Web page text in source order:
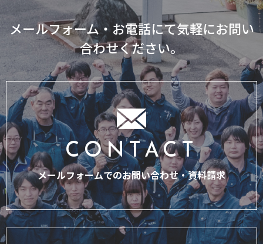
メールフォーム・お電話にて気軽にお問い
合わせください。
CONTACT
メールフォームでのお問い合わせ・資料請求